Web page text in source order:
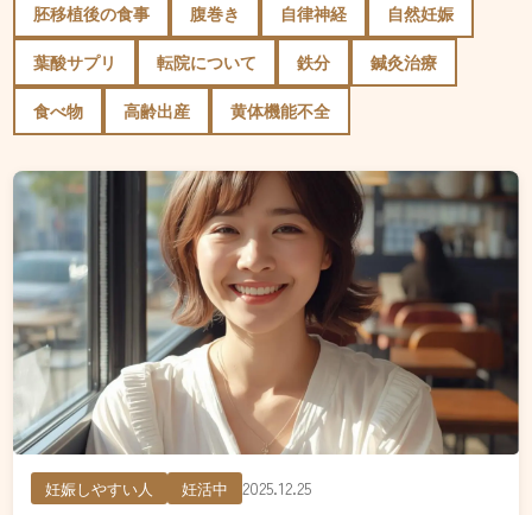
胚移植後の食事 腹巻き 自律神経 自然妊娠
葉酸サプリ 転院について 鉄分 鍼灸治療
食べ物 高齢出産 黄体機能不全
妊娠しやすい人 妊活中 2025.12.25